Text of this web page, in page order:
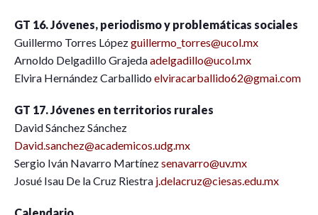
GT 16. Jóvenes, periodismo y problemáticas sociales
Guillermo Torres Lópezguillermo_torres@ucol.mx
Arnoldo Delgadillo Grajedaadelgadillo@ucol.mx
Elvira Hernández Carballido elviracarballido62@gmai.com
GT 17. Jóvenes en territorios rurales
David Sánchez Sánchez
David.sanchez@academicos.udg.mx
Sergio Iván Navarro Martínezsenavarro@uv.mx
Josué Isau De la Cruz Riestra j.delacruz@ciesas.edu.mx